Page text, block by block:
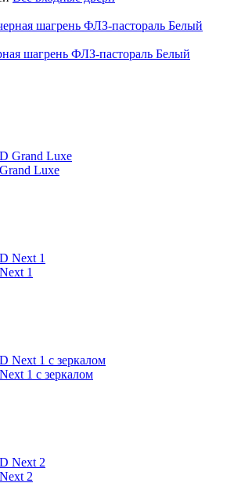
шагрень ФЛЗ-пастораль Белый
Luxe
1
1 с зеркалом
2